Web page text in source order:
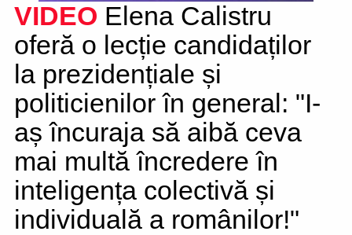
VIDEO Elena Calistru
oferă o lecție candidaților
la prezidențiale și
politicienilor în general: "I-
aș încuraja să aibă ceva
mai multă încredere în
inteligența colectivă și
individuală a românilor!"